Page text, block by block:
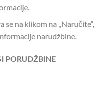
se na klikom na „Naručite“,
narudžbine.
PORUDŽBINE